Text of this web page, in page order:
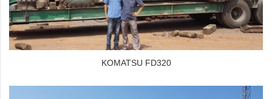
KOMATSU FD320